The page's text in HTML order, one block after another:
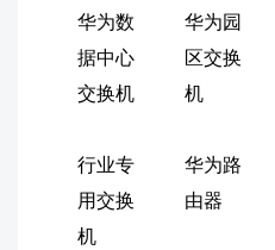
华为数
据中心
交换机
华为园
区交换
机
行业专
用交换
机
华为路
由器